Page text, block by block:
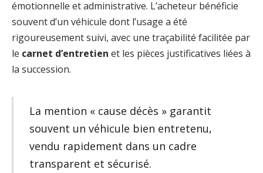
émotionnelle et administrative. L’acheteur bénéficie
souvent d’un véhicule dont l’usage a été
rigoureusement suivi, avec une traçabilité facilitée par
le carnet d’entretien et les pièces justificatives liées à
la succession.
La mention « cause décès » garantit
souvent un véhicule bien entretenu,
vendu rapidement dans un cadre
transparent et sécurisé.